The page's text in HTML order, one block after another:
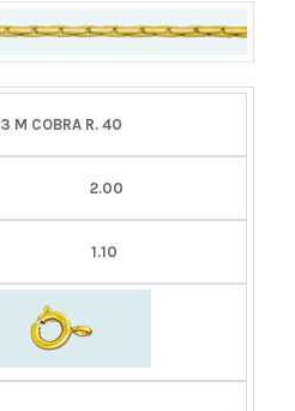
DIAMÈTER/LARGEUR
3 M COBRA R. 40
2.00
1.10